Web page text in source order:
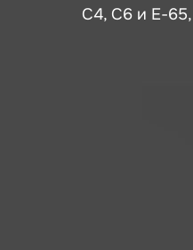
C4, С6 и E-